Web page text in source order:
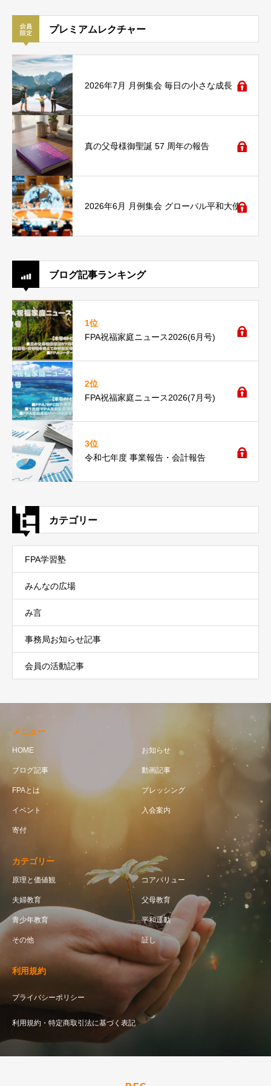
プレミアムレクチャー
2026年7月 月例集会 毎日の小さな成長
真の父母様御聖誕 57 周年の報告
2026年6月 月例集会 グローバル平和大使
ブログ記事ランキング
1位
FPA祝福家庭ニュース2026(6月号)
2位
FPA祝福家庭ニュース2026(7月号)
3位
令和七年度 事業報告・会計報告
カテゴリー
FPA学習塾
みんなの広場
み言
事務局お知らせ記事
会員の活動記事
メニュー
HOME お知らせ
ブログ記事 動画記事
FPAとは ブレッシング
イベント 入会案内
寄付
カテゴリー
原理と価値観 コアバリュー
夫婦教育 父母教育
青少年教育 平和運動
その他 証し
利用規約
プライバシーポリシー
利用規約・特定商取引法に基づく表記